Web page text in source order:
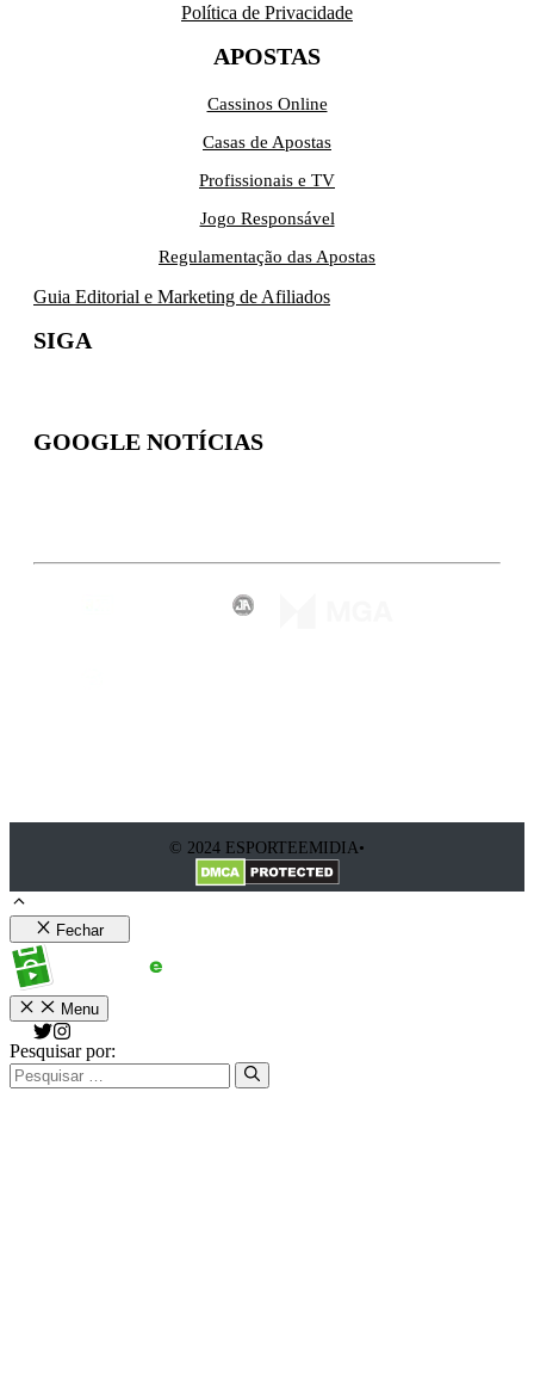
Política de Privacidade
APOSTAS
Cassinos Online
Casas de Apostas
Profissionais e TV
Jogo Responsável
Regulamentação das Apostas
Guia Editorial e Marketing de Afiliados
SIGA
GOOGLE NOTÍCIAS
© 2024 ESPORTEEMIDIA•
Fechar
Menu
Pesquisar por: